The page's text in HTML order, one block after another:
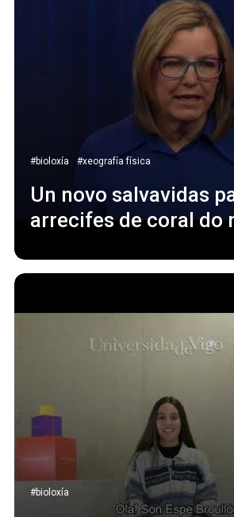
#bioloxía #xeografía física
Un novo salvavidas
arrecifes de coral do
#bioloxía